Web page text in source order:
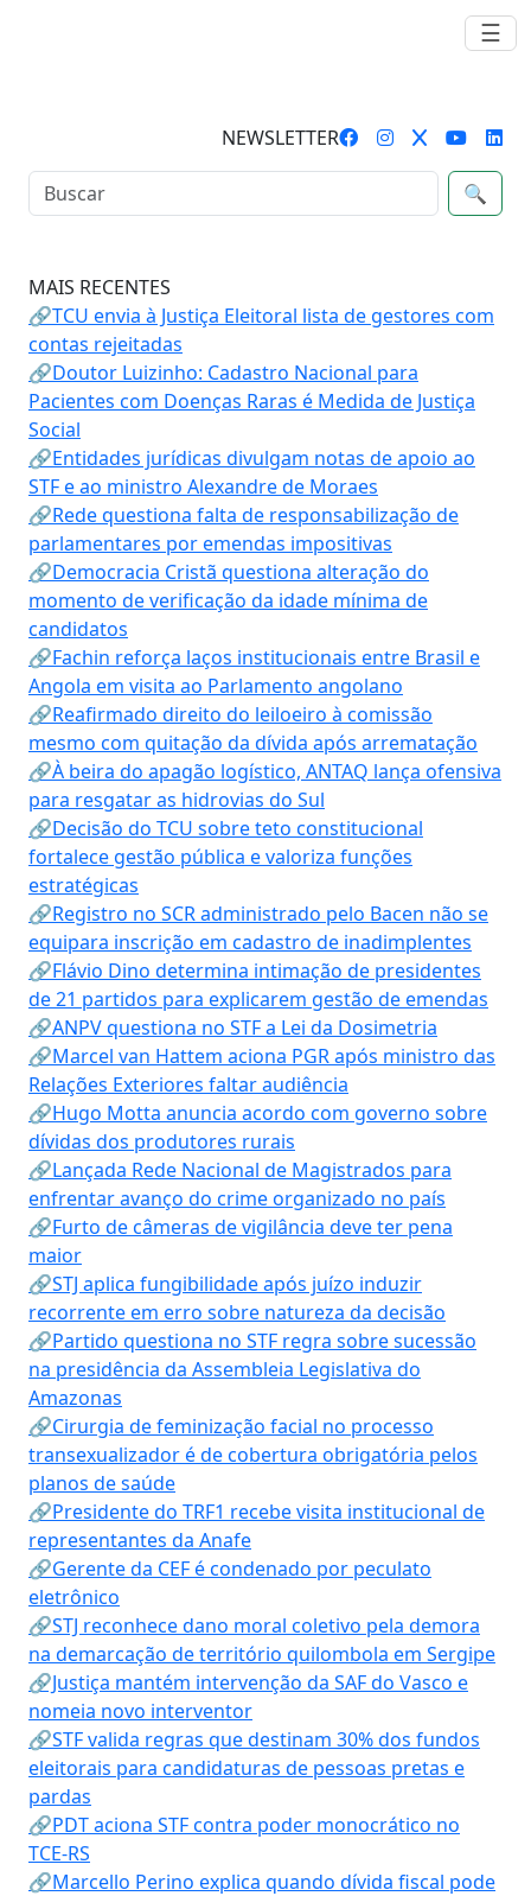
☰
NEWSLETTER
🔍
MAIS RECENTES
🔗TCU envia à Justiça Eleitoral lista de gestores com
contas rejeitadas
🔗Doutor Luizinho: Cadastro Nacional para
Pacientes com Doenças Raras é Medida de Justiça
Social
🔗Entidades jurídicas divulgam notas de apoio ao
STF e ao ministro Alexandre de Moraes
🔗Rede questiona falta de responsabilização de
parlamentares por emendas impositivas
🔗Democracia Cristã questiona alteração do
momento de verificação da idade mínima de
candidatos
🔗Fachin reforça laços institucionais entre Brasil e
Angola em visita ao Parlamento angolano
🔗Reafirmado direito do leiloeiro à comissão
mesmo com quitação da dívida após arrematação
🔗À beira do apagão logístico, ANTAQ lança ofensiva
para resgatar as hidrovias do Sul
🔗Decisão do TCU sobre teto constitucional
fortalece gestão pública e valoriza funções
estratégicas
🔗Registro no SCR administrado pelo Bacen não se
equipara inscrição em cadastro de inadimplentes
🔗Flávio Dino determina intimação de presidentes
de 21 partidos para explicarem gestão de emendas
🔗ANPV questiona no STF a Lei da Dosimetria
🔗Marcel van Hattem aciona PGR após ministro das
Relações Exteriores faltar audiência
🔗Hugo Motta anuncia acordo com governo sobre
dívidas dos produtores rurais
🔗Lançada Rede Nacional de Magistrados para
enfrentar avanço do crime organizado no país
🔗Furto de câmeras de vigilância deve ter pena
maior
🔗STJ aplica fungibilidade após juízo induzir
recorrente em erro sobre natureza da decisão
🔗Partido questiona no STF regra sobre sucessão
na presidência da Assembleia Legislativa do
Amazonas
🔗Cirurgia de feminização facial no processo
transexualizador é de cobertura obrigatória pelos
planos de saúde
🔗Presidente do TRF1 recebe visita institucional de
representantes da Anafe
🔗Gerente da CEF é condenado por peculato
eletrônico
🔗STJ reconhece dano moral coletivo pela demora
na demarcação de território quilombola em Sergipe
🔗Justiça mantém intervenção da SAF do Vasco e
nomeia novo interventor
🔗STF valida regras que destinam 30% dos fundos
eleitorais para candidaturas de pessoas pretas e
pardas
🔗PDT aciona STF contra poder monocrático no
TCE-RS
🔗Marcello Perino explica quando dívida fiscal pode